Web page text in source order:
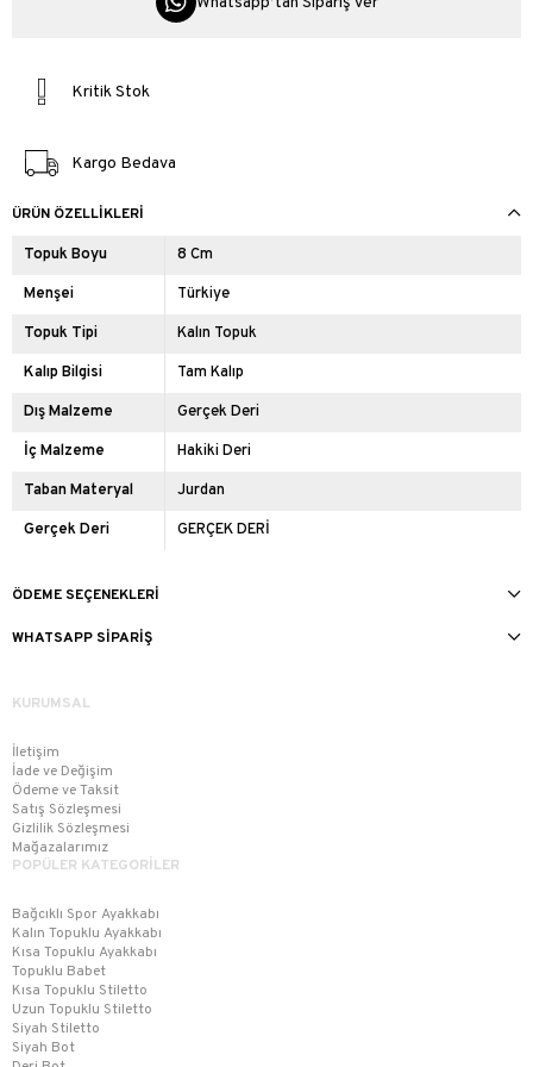
Kritik Stok
Kargo Bedava
ÜRÜN ÖZELLIKLERI
Topuk Boyu 8 Cm
Menşei Türkiye
Topuk Tipi Kalın Topuk
Kalıp Bilgisi Tam Kalıp
Dış Malzeme Gerçek Deri
İç Malzeme Hakiki Deri
Taban Materyal Jurdan
Gerçek Deri GERÇEK DERİ
ÖDEME SEÇENEKLERI
WHATSAPP SIPARIŞ
KURUMSAL
İletişim
İade ve Değişim
Ödeme ve Taksit
Satış Sözleşmesi
Gizlilik Sözleşmesi
Mağazalarımız
POPÜLER KATEGORİLER
Bağcıklı Spor Ayakkabı
Kalın Topuklu Ayakkabı
Kısa Topuklu Ayakkabı
Topuklu Babet
Kısa Topuklu Stiletto
Uzun Topuklu Stiletto
Siyah Stiletto
Siyah Bot